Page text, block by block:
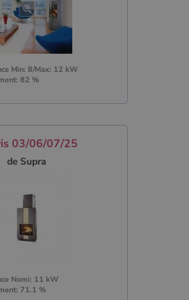
Min: 8/Max: 12 kW
82 %
03/06/07/25
de Supra
Nomi: 11 kW
71.1 %